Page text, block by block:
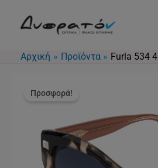
Αρχική
Προϊόντα Furla 534 4
Προσφορά!